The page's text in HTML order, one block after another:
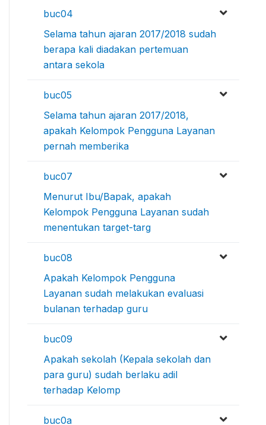
buc04
Selama tahun ajaran 2017/2018 sudah
berapa kali diadakan pertemuan
antara sekola
buc05
Selama tahun ajaran 2017/2018,
apakah Kelompok Pengguna Layanan
pernah memberika
buc07
Menurut Ibu/Bapak, apakah
Kelompok Pengguna Layanan sudah
menentukan target-targ
buc08
Apakah Kelompok Pengguna
Layanan sudah melakukan evaluasi
bulanan terhadap guru
buc09
Apakah sekolah (Kepala sekolah dan
para guru) sudah berlaku adil
terhadap Kelomp
buc0a